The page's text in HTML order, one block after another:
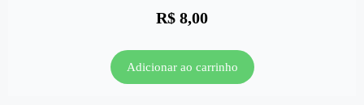
R$ 8,00
Adicionar ao carrinho